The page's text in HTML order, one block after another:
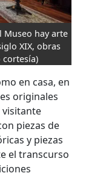
Museo hay arte
XIX, obras
cortesía)
en casa, en
originales
visitante
piezas de
y piezas
el transcurso